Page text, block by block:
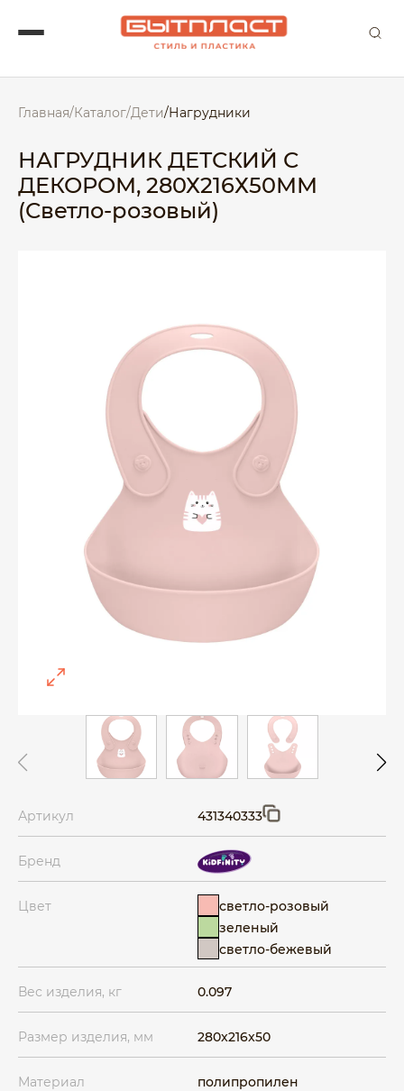
Главная/Каталог/Дети/Нагрудники
НАГРУДНИК ДЕТСКИЙ С
ДЕКОРОМ, 280Х216Х50ММ
(Светло-розовый)
Артикул 431340333
Бренд
Цвет
светло-розовый
зеленый
светло-бежевый
Вес изделия, кг 0.097
Размер изделия, мм 280x216x50
Материал полипропилен